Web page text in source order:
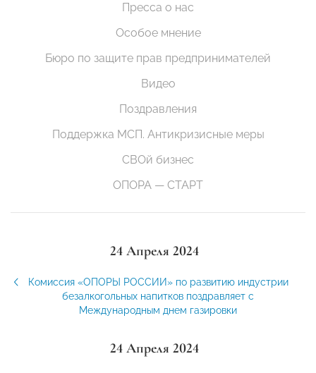
Пресса о нас
Особое мнение
Бюро по защите прав предпринимателей
Видео
Поздравления
Поддержка МСП. Антикризисные меры
СВОй бизнес
ОПОРА — СТАРТ
24 Апреля 2024
Комиссия «ОПОРЫ РОССИИ» по развитию индустрии
безалкогольных напитков поздравляет с
Международным днем газировки
24 Апреля 2024